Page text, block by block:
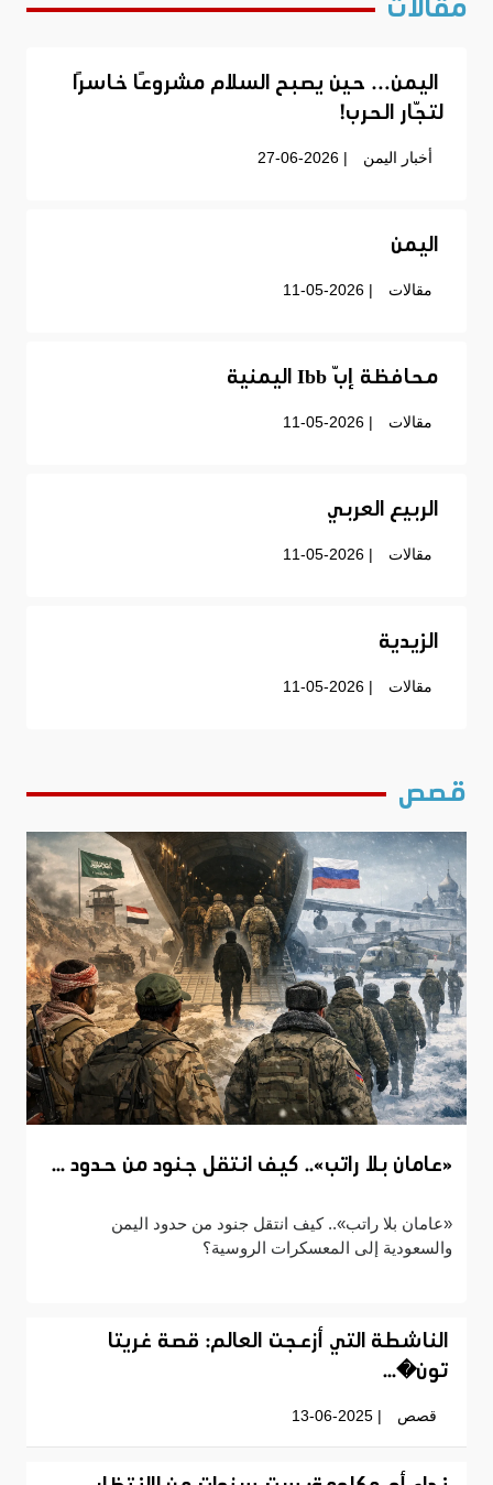
مقالات
اليمن… حين يصبح السلام مشروعًا خاسرًا
لتجّار الحرب!
أخبار اليمن | 27-06-2026
اليمن
مقالات | 11-05-2026
محافظة إبّ Ibb اليمنية
مقالات | 11-05-2026
الربيع العربي
مقالات | 11-05-2026
الزيدية
مقالات | 11-05-2026
قصص
«عامان بلا راتب».. كيف انتقل جنود من حدود ...
«عامان بلا راتب».. كيف انتقل جنود من حدود اليمن
والسعودية إلى المعسكرات الروسية؟
الناشطة التي أزعجت العالم: قصة غريتا
تون�...
قصص | 13-06-2025